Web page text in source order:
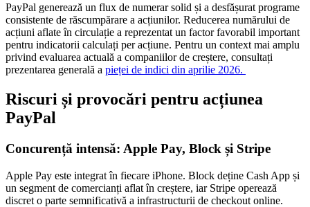
PayPal generează un flux de numerar solid și a desfășurat programe
consistente de răscumpărare a acțiunilor. Reducerea numărului de
acțiuni aflate în circulație a reprezentat un factor favorabil important
pentru indicatorii calculați per acțiune. Pentru un context mai amplu
privind evaluarea actuală a companiilor de creștere, consultați
prezentarea generală a pieței de indici din aprilie 2026.
Riscuri și provocări pentru acțiunea
PayPal
Concurență intensă: Apple Pay, Block și Stripe
Apple Pay este integrat în fiecare iPhone. Block deține Cash App și
un segment de comercianți aflat în creștere, iar Stripe operează
discret o parte semnificativă a infrastructurii de checkout online.